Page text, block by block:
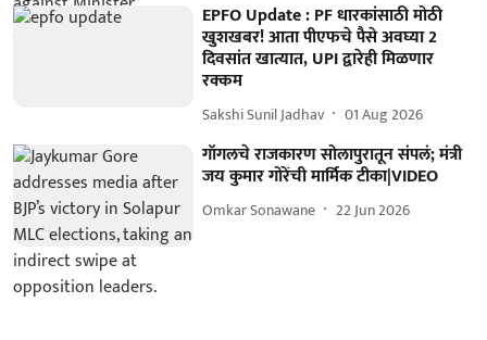
EPFO Update : PF धारकांसाठी मोठी
खुशखबर! आता पीएफचे पैसे अवघ्या 2
दिवसांत खात्यात, UPI द्वारेही मिळणार
रक्कम
Sakshi Sunil Jadhav 01 Aug 2026
गॉगलचे राजकारण सोलापुरातून संपलं; मंत्री
जय कुमार गोरेंची मार्मिक टीका|VIDEO
Omkar Sonawane 22 Jun 2026